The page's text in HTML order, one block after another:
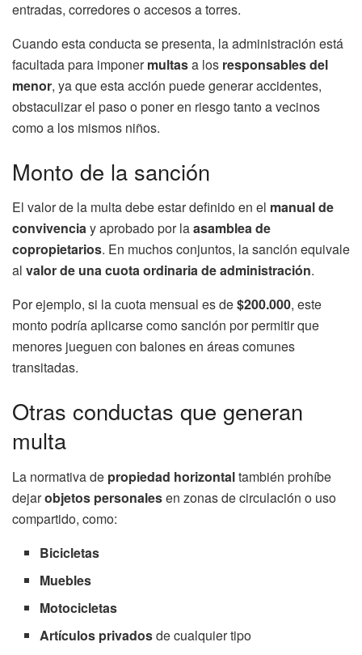
entradas, corredores o accesos a torres.
Cuando esta conducta se presenta, la administración está
facultada para imponermultasa los responsables del
menor, ya que esta acción puede generar accidentes,
obstaculizar el paso o poner en riesgo tanto a vecinos
como a los mismos niños.
Monto de la sanción
El valor de la multa debe estar definido en el manual de
convivenciay aprobado por laasamblea de
copropietarios. En muchos conjuntos, la sanción equivale
al valor de una cuota ordinaria de administración.
Por ejemplo, si la cuota mensual es de$200.000, este
monto podría aplicarse como sanción por permitir que
menores jueguen con balones en áreas comunes
transitadas.
Otras conductas que generan
multa
La normativa de propiedad horizontaltambién prohíbe
dejarobjetos personalesen zonas de circulación o uso
compartido, como:
Bicicletas
Muebles
Motocicletas
Artículos privadosde cualquier tipo